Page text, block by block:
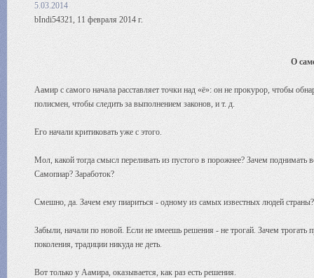
5.03.2014
bIndi54321, 11 февраля 2014 г.
О
Аамир с самого начала расставляет точки над «ё»: он не прокурор, чтобы
полисмен, чтобы следить за выполнением законов, и т. д.
Его начали критиковать уже с этого.
Мол, какой тогда смысл переливать из пустого в порожнее? Зачем поднимать
Самопиар? Заработок?
Смешно, да. Зачем ему пиариться - одному из самых известных людей
Забыли, начали по новой. Если не имеешь решения - не трогай. Зачем
поколения, традиции никуда не деть.
Вот только у Аамира, оказывается, как раз есть решения.